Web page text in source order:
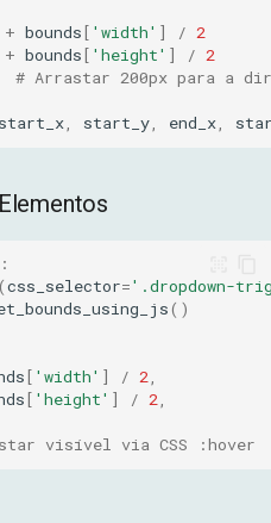
+ bounds[ 'width' ] / 2
+ bounds[ 'height' ] / 2
# Arrastar 200px para a
start_x, start_y, end_x,
(css_selector='.dropdown-
()
[ 'width' ] / 2,
[ 'height' ] / 2,
visível via CSS :hover